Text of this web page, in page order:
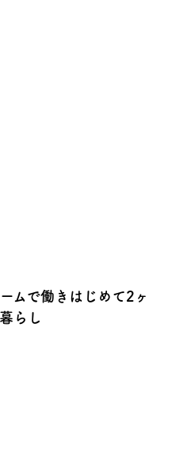
ムで働きはじめて2ヶ
らし